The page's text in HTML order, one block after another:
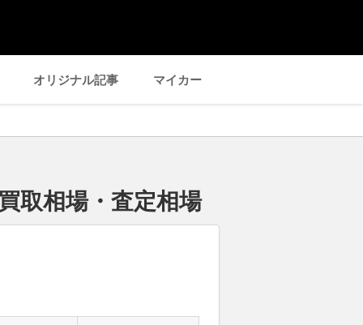
オリジナル記事 マイカー
取相場・査定相場